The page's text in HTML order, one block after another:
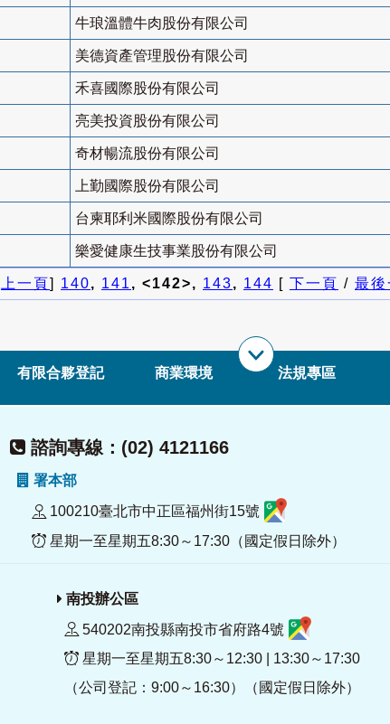
牛琅溫體牛肉股份有限公司
美德資產管理股份有限公司
禾喜國際股份有限公司
亮美投資股份有限公司
奇材暢流股份有限公司
上勤國際股份有限公司
台柬耶利米國際股份有限公司
樂愛健康生技事業股份有限公司
上一頁] 140, 141, <142>, 143, 144 [ 下一頁 / 最後
有限合夥登記 商業環境 法規專區
諮詢專線：(02) 4121166
署本部
100210臺北市中正區福州街15號
星期一至星期五8:30～17:30（國定假日除外）
南投辦公區
540202南投縣南投市省府路4號
星期一至星期五8:30～12:30 | 13:30～17:30
（公司登記：9:00～16:30）（國定假日除外）